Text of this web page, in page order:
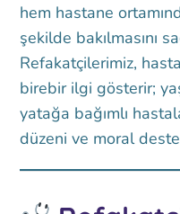
hem hastane
şekilde bakılmasını
Refakatçilerimiz,
birebir ilgi gösterir;
yatağa bağımlı
düzeni ve moral